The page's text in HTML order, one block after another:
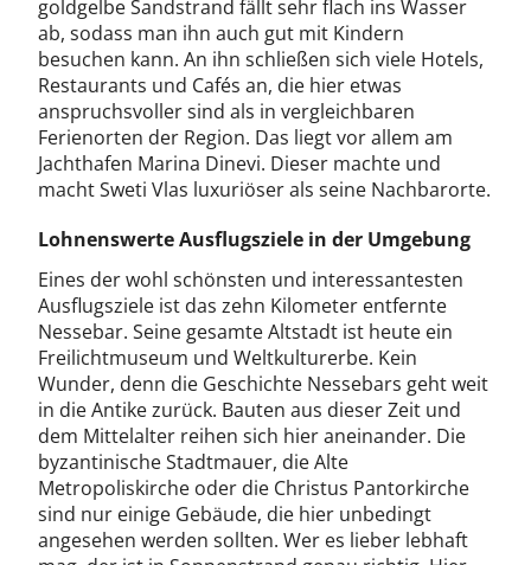
goldgelbe Sandstrand fällt sehr flach ins Wasser
ab, sodass man ihn auch gut mit Kindern
besuchen kann. An ihn schließen sich viele Hotels,
Restaurants und Cafés an, die hier etwas
anspruchsvoller sind als in vergleichbaren
Ferienorten der Region. Das liegt vor allem am
Jachthafen Marina Dinevi. Dieser machte und
macht Sweti Vlas luxuriöser als seine Nachbarorte.
Lohnenswerte Ausflugsziele in der Umgebung
Eines der wohl schönsten und interessantesten
Ausflugsziele ist das zehn Kilometer entfernte
Nessebar. Seine gesamte Altstadt ist heute ein
Freilichtmuseum und Weltkulturerbe. Kein
Wunder, denn die Geschichte Nessebars geht weit
in die Antike zurück. Bauten aus dieser Zeit und
dem Mittelalter reihen sich hier aneinander. Die
byzantinische Stadtmauer, die Alte
Metropoliskirche oder die Christus Pantorkirche
sind nur einige Gebäude, die hier unbedingt
angesehen werden sollten. Wer es lieber lebhaft